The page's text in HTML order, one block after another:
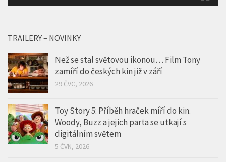
TRAILERY – NOVINKY
Než se stal světovou ikonou… Film Tony
zamíří do českých kin již v září
29 ČVC, 2026
Toy Story 5: Příběh hraček míří do kin.
Woody, Buzz a jejich parta se utkají s
digitálním světem
5 ČVN, 2026